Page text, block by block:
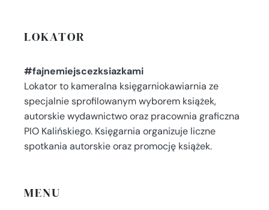
LOKATOR
#fajnemiejscezksiazkami
Lokator to kameralna księgarniokawiarnia ze
specjalnie sprofilowanym wyborem książek,
autorskie wydawnictwo oraz pracownia graficzna
PIO Kalińskiego. Księgarnia organizuje liczne
spotkania autorskie oraz promocję książek.
MENU